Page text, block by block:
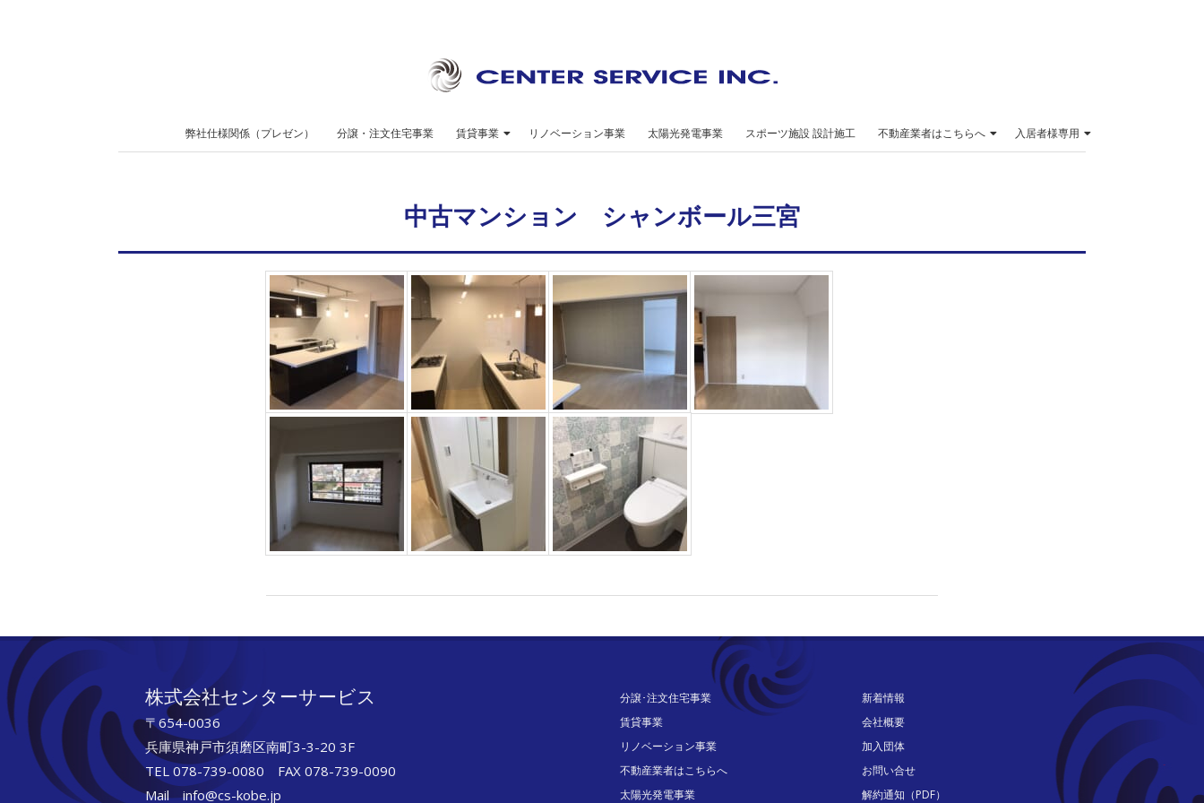
セ
ン
タ
ー
サ
ー
ビ
ス
Navigation
弊社仕様関係（プレゼン） 分譲・注文住宅事業 賃貸事業 リノベーション事業 太陽光発電事業 スポーツ施設 設計施工 不動産業者はこちらへ 入居者様専用
中古マンション シャンボール三宮
株式会社センターサービス
〒654-0036
兵庫県神戸市須磨区南町3-3-20 3F
TEL 078-739-0080 FAX 078-739-0090
Mail info@cs-kobe.jp
分譲･注文住宅事業
賃貸事業
リノベーション事業
不動産業者はこちらへ
太陽光発電事業
新着情報
会社概要
加入団体
お問い合せ
解約通知（PDF）